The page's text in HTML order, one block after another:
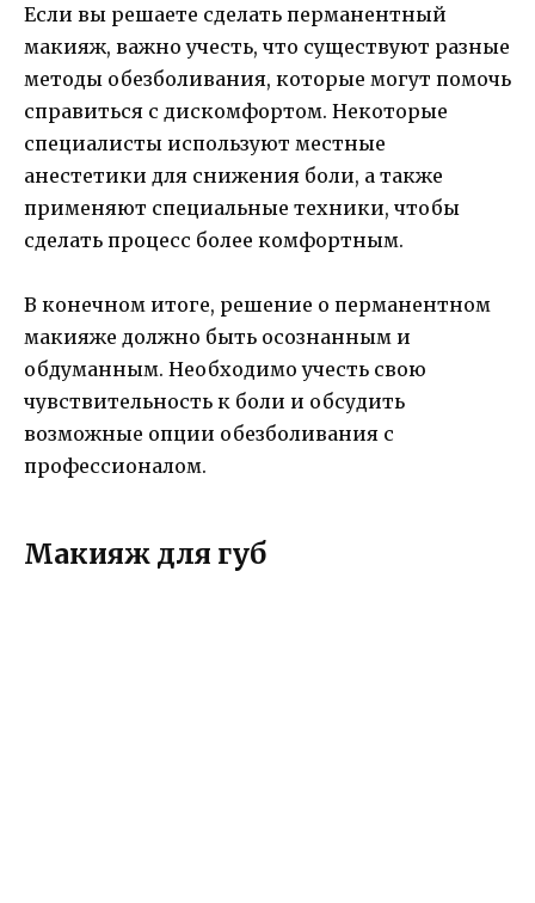
Если вы решаете сделать перманентный
макияж, важно учесть, что существуют разные
методы обезболивания, которые могут помочь
справиться с дискомфортом. Некоторые
специалисты используют местные
анестетики для снижения боли, а также
применяют специальные техники, чтобы
сделать процесс более комфортным.
В конечном итоге, решение о перманентном
макияже должно быть осознанным и
обдуманным. Необходимо учесть свою
чувствительность к боли и обсудить
возможные опции обезболивания с
профессионалом.
Макияж для губ